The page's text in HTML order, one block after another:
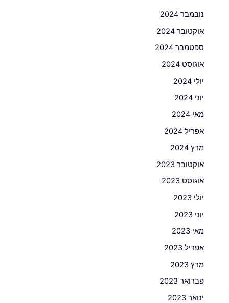
נובמבר 2024
אוקטובר 2024
ספטמבר 2024
אוגוסט 2024
יולי 2024
יוני 2024
מאי 2024
אפריל 2024
מרץ 2024
אוקטובר 2023
אוגוסט 2023
יולי 2023
יוני 2023
מאי 2023
אפריל 2023
מרץ 2023
פברואר 2023
ינואר 2023